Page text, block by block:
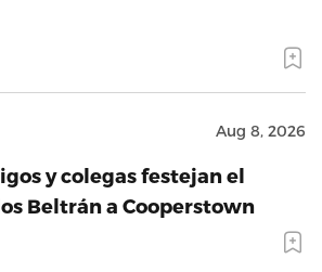
Aug 8, 2026
y colegas festejan el
Beltrán a Cooperstown